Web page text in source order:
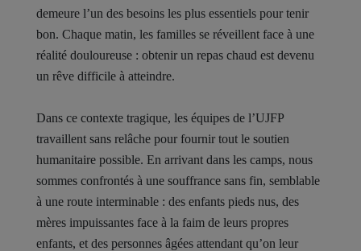
demeure l’un des besoins les plus essentiels pour tenir
bon. Chaque matin, les familles se réveillent face à une
réalité douloureuse : obtenir un repas chaud est devenu
un rêve difficile à atteindre.
Dans ce contexte tragique, les équipes de l’UJFP
travaillent sans relâche pour fournir tout le soutien
humanitaire possible. En arrivant dans les camps, nous
sommes confrontés à une souffrance sans fin, semblable
à une route interminable : des enfants pieds nus, des
mères impuissantes face à la faim de leurs propres
enfants, et des personnes âgées attendant qu’on leur